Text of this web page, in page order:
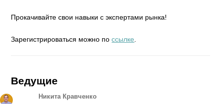
Прокачивайте свои навыки с экспертами рынка!
Зарегистрироваться можно поссылке
Ведущие
Никита Кравченко